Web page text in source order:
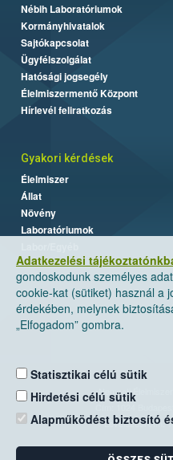
Adatkezelési
gondoskodunk személyes
cookie-kat (sütiket) használ a
érdekében, melynek
„Elfogadom” gombra.
Statisztikai célú sütik
Hirdetési célú sütik
Alapműködést biztosító
Nébih Laboratóriumok
Kormányhivatalok
Sajtókapcsolat
Ügyfélszolgálat
Hatósági jogsegély
Élelmiszermentő Központ
Hírlevél feliratkozás
Gyakori kérdések
Élelmiszer
Állat
Növény
Laboratóriumok
Nemzeti
Levelezési cím: